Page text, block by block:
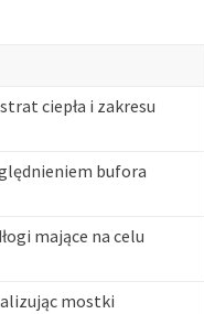
ciepła i zakresu
bufora
mające na celu
mostki